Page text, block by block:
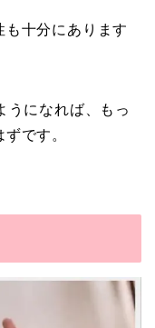
十分にあります
うになれば、もっ
です。